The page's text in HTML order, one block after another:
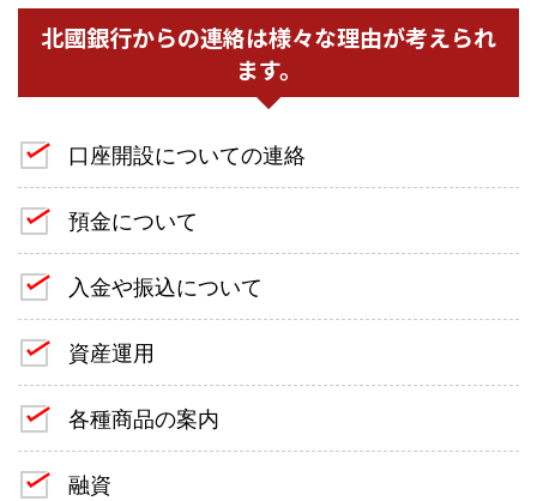
北國銀行からの連絡は様々な理由が考えられ
ます。
口座開設についての連絡
預金について
入金や振込について
資産運用
各種商品の案内
融資